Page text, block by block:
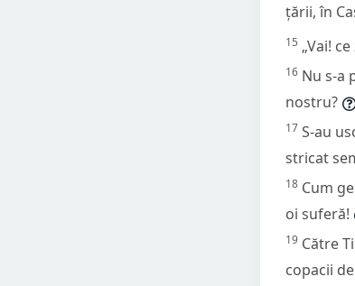
țării, în
15 „Vai!
16 Nu s-a
nostru?
17 S-au
stricat
18 Cum
oi suferă!
19 Către
copacii